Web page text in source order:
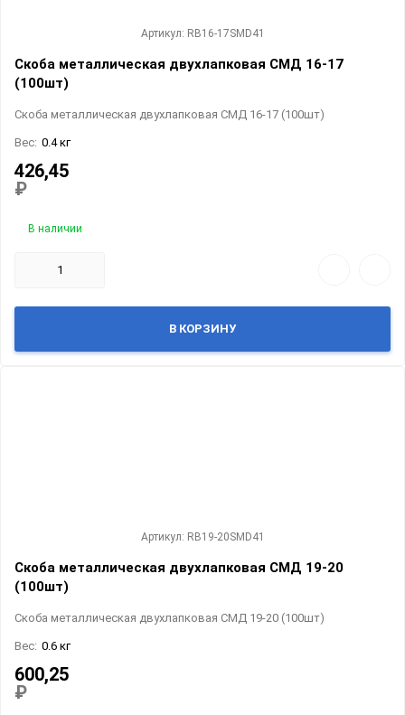
Артикул: RB16-17SMD41
Скоба металлическая двухлапковая СМД 16-17
(100шт)
Скоба металлическая двухлапковая СМД 16-17 (100шт)
Вес: 0.4 кг
426,45
₽
В наличии
В КОРЗИНУ
Артикул: RB19-20SMD41
Скоба металлическая двухлапковая СМД 19-20
(100шт)
Скоба металлическая двухлапковая СМД 19-20 (100шт)
Вес: 0.6 кг
600,25
₽